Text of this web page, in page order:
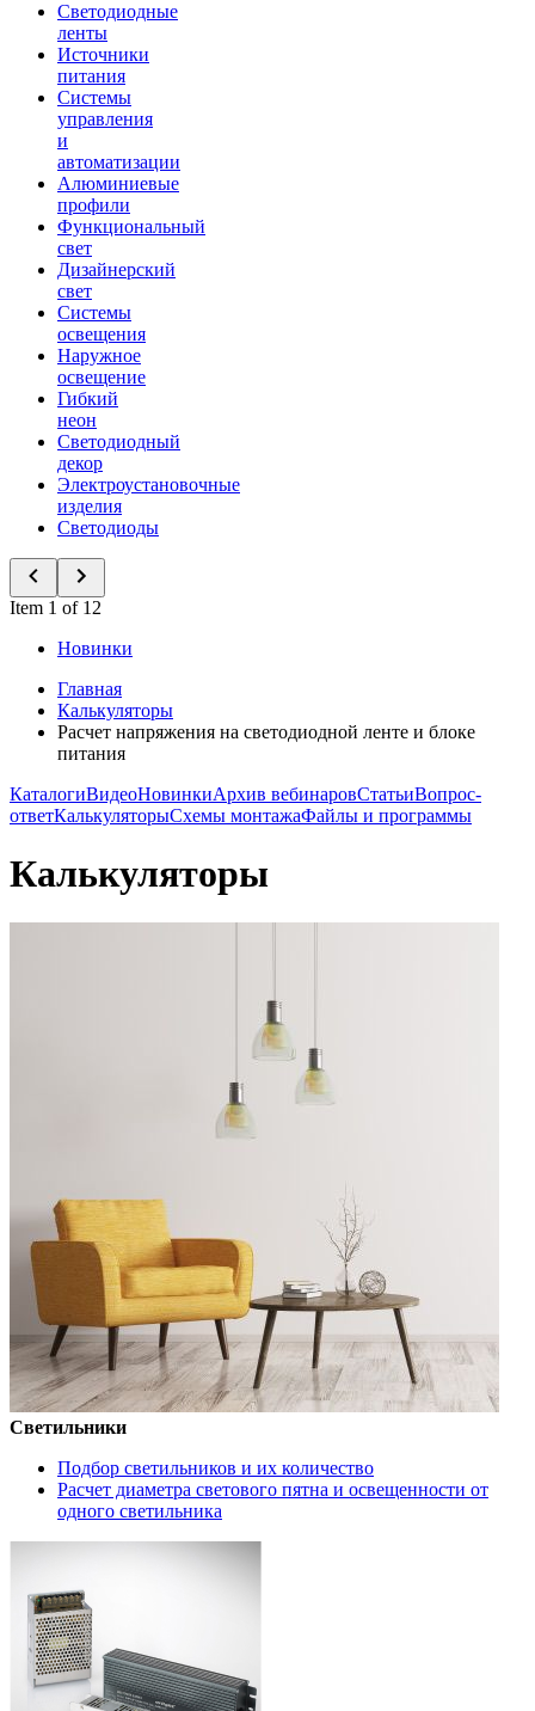
Светодиодные
ленты
Источники
питания
Системы
управления
и
автоматизации
Алюминиевые
профили
Функциональный
свет
Дизайнерский
свет
Системы
освещения
Наружное
освещение
Гибкий
неон
Светодиодный
декор
Электроустановочные
изделия
Светодиоды
Item 1 of 12
Новинки
Главная
Калькуляторы
Расчет напряжения на светодиодной ленте и блоке
питания
КаталогиВидеоНовинкиАрхив вебинаровСтатьиВопрос-
ответКалькуляторыСхемы монтажаФайлы и программы
Калькуляторы
Светильники
Подбор светильников и их количество
Расчет диаметра светового пятна и освещенности от
одного светильника